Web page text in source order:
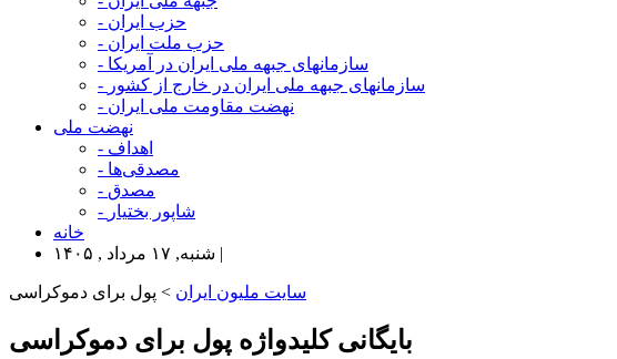
- حزب ایران
- حزب ملت ایران
- سازمانهای جبهه ملی ایران در آمریکا
- سازمانهای جبهه ملی ایران در خارج از کشور
- نهضت مقاومت ملی ایران
نهضت ملی
- اهداف
- مصدقی‌ها
- مصدق
- شاپور بختیار
خانه
شنبه, ۱۷ مرداد , ۱۴۰۵ |
سایت ملیون ایران > پول برای دموکراسی
بایگانی کلیدواژه پول برای دموکراسی